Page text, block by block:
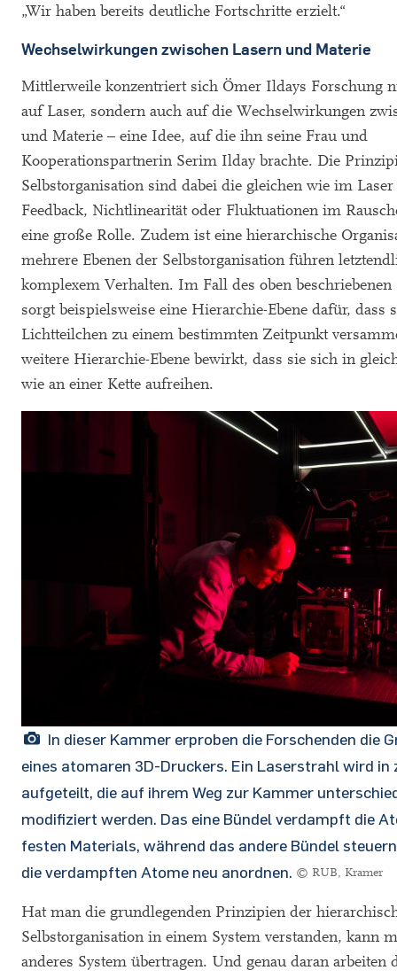
„Wir haben bereits deutliche Fortschritte erzielt.“
Wechselwirkungen zwischen Lasern und Materie
Mittlerweile konzentriert sich Ömer Ildays Forschung
auf Laser, sondern auch auf die Wechselwirkungen
und Materie – eine Idee, auf die ihn seine Frau und
Kooperationspartnerin Serim Ilday brachte. Die
Selbstorganisation sind dabei die gleichen wie im Laser
Feedback, Nichtlinearität oder Fluktuationen im
eine große Rolle. Zudem ist eine hierarchische
mehrere Ebenen der Selbstorganisation führen
komplexem Verhalten. Im Fall des oben beschriebenen
sorgt beispielsweise eine Hierarchie-Ebene dafür, dass
Lichtteilchen zu einem bestimmten Zeitpunkt
weitere Hierarchie-Ebene bewirkt, dass sie sich in
wie an einer Kette aufreihen.
In dieser Kammer erproben die Forschenden die
eines atomaren 3D-Druckers. Ein Laserstrahl wird in
aufgeteilt, die auf ihrem Weg zur Kammer
modifiziert werden. Das eine Bündel verdampft die
festen Materials, während das andere Bündel
die verdampften Atome neu anordnen. © RUB, Kramer
Hat man die grundlegenden Prinzipien der
Selbstorganisation in einem System verstanden, kann
anderes System übertragen. Und genau daran arbeiten